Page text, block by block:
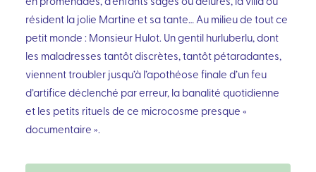
résident la jolie Martine et sa tante… Au milieu de tout ce
petit monde : Monsieur Hulot. Un gentil hurluberlu, dont
les maladresses tantôt discrètes, tantôt pétaradantes,
viennent troubler jusqu’à l’apothéose finale d’un feu
d’artifice déclenché par erreur, la banalité quotidienne
et les petits rituels de ce microcosme presque «
documentaire ».